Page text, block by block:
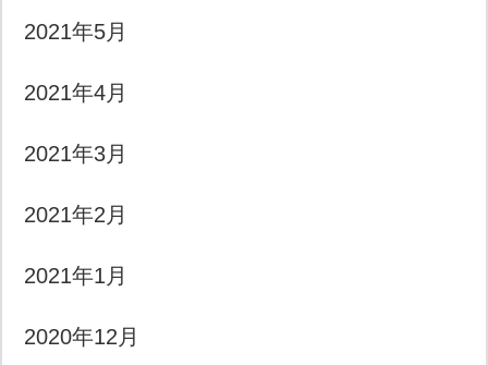
2021年5月
2021年4月
2021年3月
2021年2月
2021年1月
2020年12月